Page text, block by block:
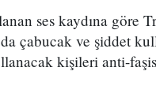
ses kaydına göre
çabucak ve şiddet
kişileri anti-